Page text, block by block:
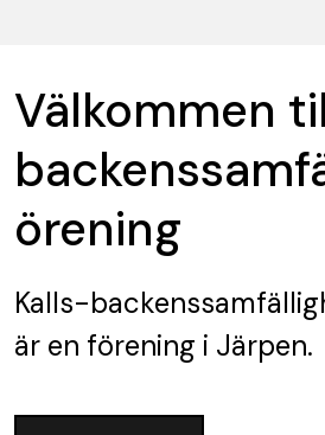
Välkommen
örening
Kalls-
är en förening i Järpen.